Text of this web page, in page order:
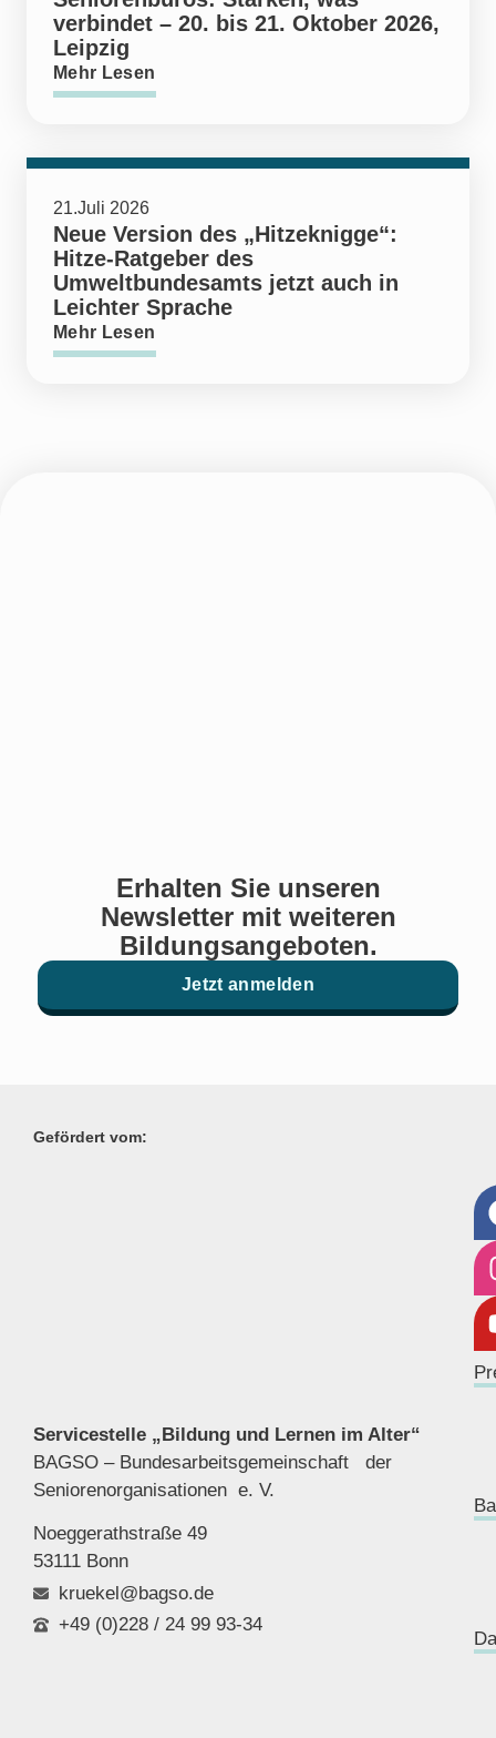
verbindet – 20. bis 21. Oktober 2026,
Leipzig
Mehr Lesen
21.Juli 2026
Neue Version des „Hitzeknigge“:
Hitze-Ratgeber des
Umweltbundesamts jetzt auch in
Leichter Sprache
Mehr Lesen
Erhalten Sie unseren
Newsletter mit weiteren
Bildungsangeboten.
Jetzt anmelden
Gefördert vom:
Servicestelle „Bildung und Lernen im Alter“
BAGSO – Bundesarbeitsgemeinschaft der
Seniorenorganisationen e. V.
Noeggerathstraße 49
53111 Bonn
kruekel@bagso.de
+49 (0)228 / 24 99 93-34